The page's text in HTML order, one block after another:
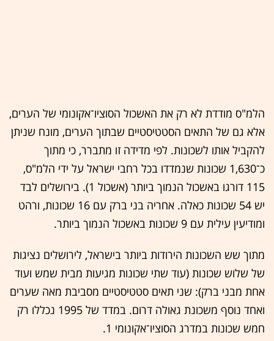
הלמ"ס מודדת לא רק את האשכול הסוציו־אקונומי של הערים,
אלא גם של התאים הסטטיסטיים שבתוך הערים, מונח שניתן
להקביל אותו לשכונות. לפי מדידה זו מתברר, כי מתוך
כ־1,630 שכונות שנמדדו בכל רחבי ישראל על ידי הלמ"ס,
115 דורגו באשכול הנמוך ביותר (אשכול 1). בירושלים לבד
יש 54 שכונות כאלה. אחריה בני ברק עם 16 שכונות, ורהט
ומודיעין עילית עם 9 שכונות באשכול הנמוך ביותר.
מתוך שש השכונות הירודות ביותר בישראל, לירושלים נציגות
של שלוש שכונות (עוד שתי שכונות מגיעות מבית שמש ועוד
אחת מבני ברק): שני תאים סטטיסטיים מסביבת מאה שערים
ואחד נוסף משכונת גאולה דרום. במדד של 1995 נכללו רק
חמש שכונות במדרג הסוציו־אקונומי 1.